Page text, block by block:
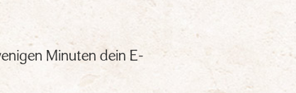
Minuten dein E-